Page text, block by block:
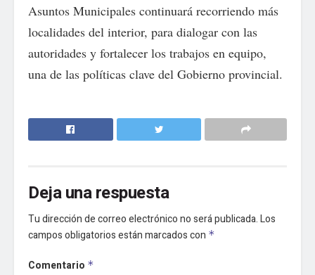
Asuntos Municipales continuará recorriendo más
localidades del interior, para dialogar con las
autoridades y fortalecer los trabajos en equipo,
una de las políticas clave del Gobierno provincial.
Deja una respuesta
Tu dirección de correo electrónico no será publicada.Los
campos obligatorios están marcados con *
Comentario *